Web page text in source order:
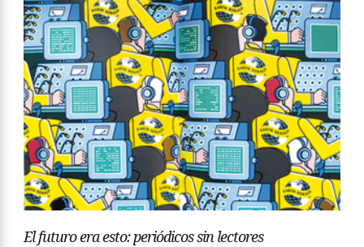
El futuro era esto: periódicos sin lectores